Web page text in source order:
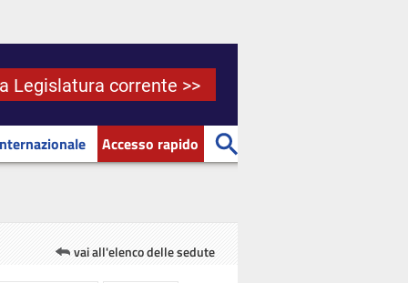
Legislatura corrente >>
Accesso rapido
vai all'elenco delle sedute